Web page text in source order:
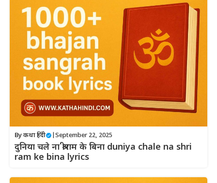
Byकथा हिंदी September 22, 2025
दुनिया चले ना श्रीराम के बिना duniya chale na shri
ram ke bina lyrics